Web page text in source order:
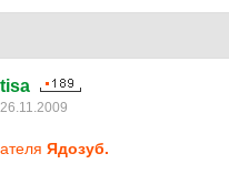
Ядозуб.